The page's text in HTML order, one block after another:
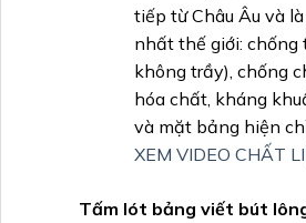
tiếp từ Châu Âu và
nhất thế giới: chống
không trầy), chống
hóa chất, kháng
và mặt bảng hiện
XEM VIDEO CHẤT
Tấm lót bảng viết bút